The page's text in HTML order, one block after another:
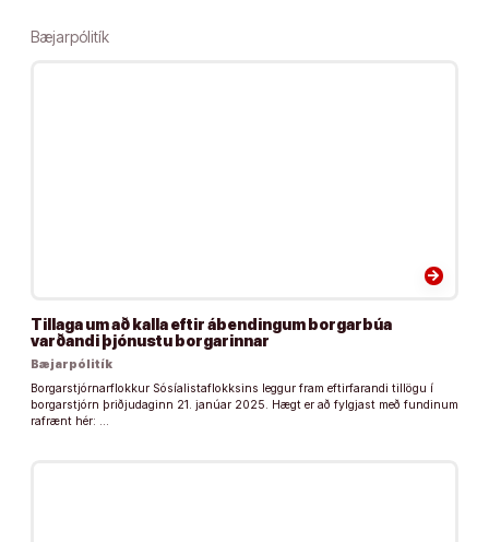
Bæjarpólitík
arrow_forward
Tillaga um að kalla eftir ábendingum borgarbúa
varðandi þjónustu borgarinnar
Bæjarpólitík
Borgarstjórnarflokkur Sósíalistaflokksins leggur fram eftirfarandi tillögu í
borgarstjórn þriðjudaginn 21. janúar 2025. Hægt er að fylgjast með fundinum
rafrænt hér: …